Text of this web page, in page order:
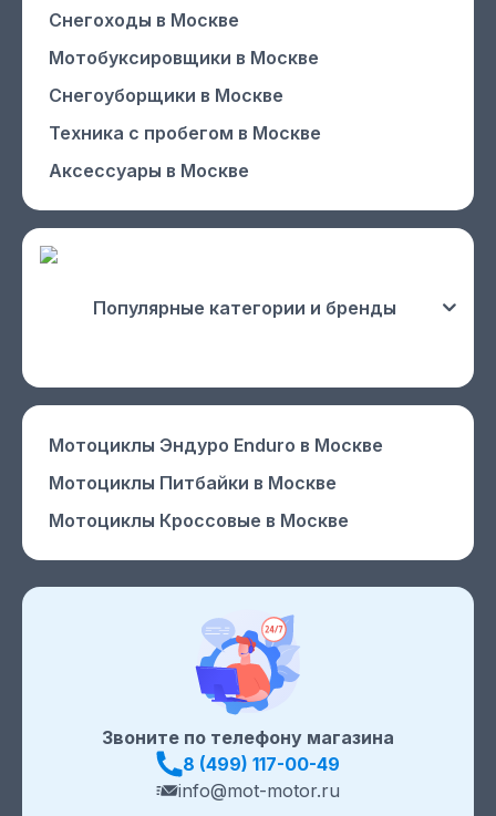
Звоните по телефону магазина
8 (499) 117-00-49
info@mot-motor.ru
Снегоходы в Москве
Мотобуксировщики в Москве
Снегоуборщики в Москве
Техника с пробегом в Москве
Аксессуары в Москве
Популярные категории и бренды
Мотоциклы Эндуро Enduro в Москве
Мотоциклы Питбайки в Москве
Мотоциклы Кроссовые в Москве